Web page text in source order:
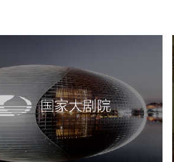
国家大剧院
剧院 智慧展馆 展馆网站建设